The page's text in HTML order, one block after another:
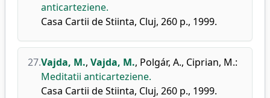
anticarteziene.
Casa Cartii de Stiinta, Cluj, 260 p., 1999.
27.Vajda, M., Vajda, M., Polgár, A., Ciprian, M.:
Meditatii anticarteziene.
Casa Cartii de Stiinta, Cluj, 260 p., 1999.